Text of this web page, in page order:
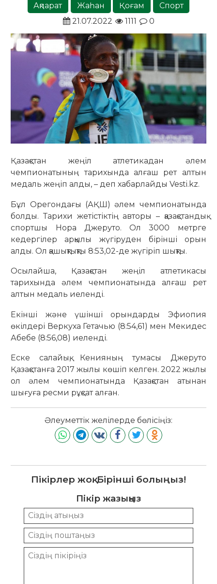
Ақпарат Жаһан Қоғам
Спорт
21.07.2022
1111 0
Қазақстан жеңіл атлетикадан әлем
чемпионатының тарихында алғаш рет алтын
медаль жеңіп алды, – деп хабарлайды Vesti.kz.
Бұл Орегондағы (АҚШ) әлем чемпионатында
болды. Тарихи жетістіктің авторы – қазақстандық
спортшы Нора Джеруто. Ол 3000 метрге
кедергілер арқылы жүгіруден бірінші орын
алды. Ол қашықтықты 8:53,02-де жүгіріп шықты.
Осылайша, Қазақстан жеңіл атлетикасы
тарихында әлем чемпионатында алғаш рет
алтын медаль иеленді.
Екінші және үшінші орындарды Эфиопия
өкілдері Веркуха Гетачью (8:54,61) мен Мекидес
Абебе (8:56,08) иеленді.
Еске салайық, Кенияның тумасы Джеруто
Қазақстанға 2017 жылы көшіп келген. 2022 жылы
ол әлем чемпионатында Қазақстан атынан
шығуға ресми рұқсат алған.
Әлеуметтік желілерде бөлісіңіз:
Пікірлер жоқ. Бірінші болыңыз!
Пікір жазыңыз